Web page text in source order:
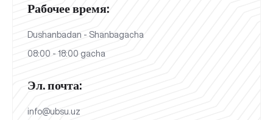
Рабочее время:
Dushanbadan - Shanbagacha
08:00 - 18:00 gacha
Эл. почта:
info@ubsu.uz